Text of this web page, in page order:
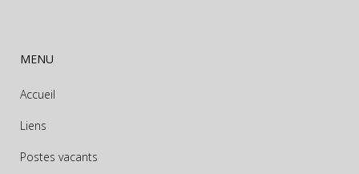
MENU
Accueil
Liens
Postes vacants